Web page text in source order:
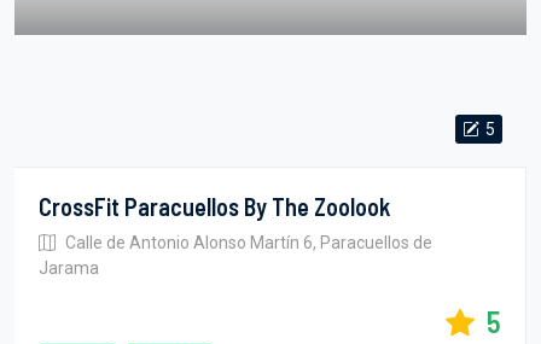
5
CrossFit Paracuellos By The Zoolook
Calle de Antonio Alonso Martín 6, Paracuellos de
Jarama
5